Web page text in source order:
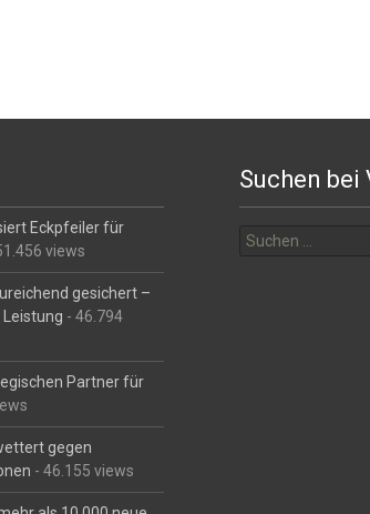
Eckpfeiler für
views
gesichert –
- 46.794
Partner für
gegen
- 46.155 views
Suchen bei
nach: